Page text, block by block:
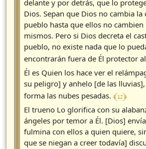
delante y por detrás, que lo
Dios. Sepan que Dios no cambia
pueblo hasta que ellos no
mismos. Pero si Dios decreta el
pueblo, no existe nada que lo
encontrarán fuera de Él protector
Él es Quien los hace ver el
su peligro] y anhelo [de las lluvias],
forma las nubes pesadas. ﴾ 12 ﴿
El trueno Lo glorifica con su
ángeles por temor a Él. [Dios]
fulmina con ellos a quien quiere,
que se niegan a creer todavía]